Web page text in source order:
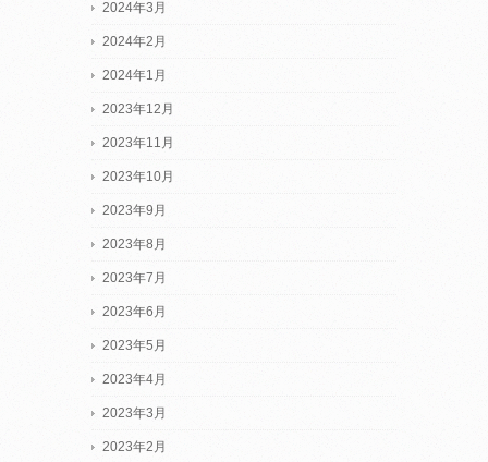
2024年3月
2024年2月
2024年1月
2023年12月
2023年11月
2023年10月
2023年9月
2023年8月
2023年7月
2023年6月
2023年5月
2023年4月
2023年3月
2023年2月